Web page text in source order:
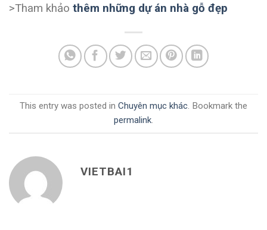
>Tham khảo thêm những dự án nhà gỗ đẹp
This entry was posted in Chuyên mục khác. Bookmark the
permalink.
VIETBAI1